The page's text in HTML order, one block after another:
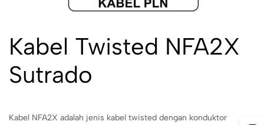
Kabel Twisted NFA2X
Sutrado
Kabel NFA2X adalah jenis kabel twisted dengan konduktor